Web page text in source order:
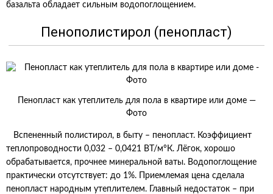
базальта обладает сильным водопоглощением.
Пенополистирол (пенопласт)
Пенопласт как утеплитель для пола в квартире или доме —
Фото
Вспененный полистирол, в быту – пенопласт. Коэффициент
теплопроводности 0,032 – 0,0421 ВТ/м°К. Лёгок, хорошо
обрабатывается, прочнее минеральной ваты. Водопоглощение
практически отсутствует: до 1%. Приемлемая цена сделала
пенопласт народным утеплителем. Главный недостаток – при